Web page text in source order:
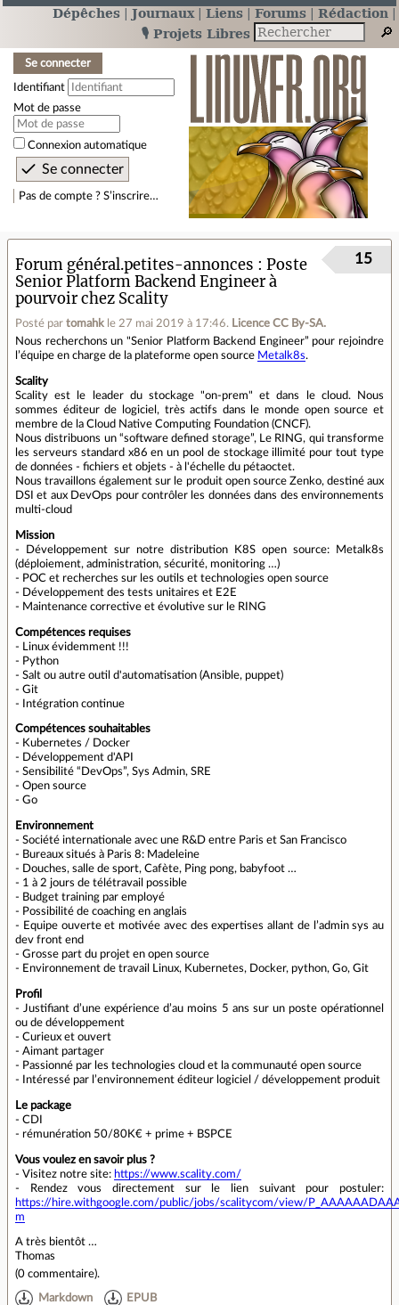
Dépêches Journaux Liens Forums
Rédaction
🎙️ Projets Libres
Se connecter
Identifiant
Mot de passe
Connexion automatique
Pas de compte ? S’inscrire…
Forum général.petites-annonces
Poste
Senior Platform Backend Engineer à
pourvoir chez Scality
Posté par tomahk le 27 mai 2019 à 17:46. Licence CC By‑SA.
15
Nous recherchons un "Senior Platform Backend Engineer” pour rejoindre
l’équipe en charge de la plateforme open source Metalk8s.
Scality
Scality est le leader du stockage "on-prem" et dans le cloud. Nous
sommes éditeur de logiciel, très actifs dans le monde open source et
membre de la Cloud Native Computing Foundation (CNCF).
Nous distribuons un “software defined storage”, Le RING, qui transforme
les serveurs standard x86 en un pool de stockage illimité pour tout type
de données - fichiers et objets - à l'échelle du pétaoctet.
Nous travaillons également sur le produit open source Zenko, destiné aux
DSI et aux DevOps pour contrôler les données dans des environnements
multi-cloud
Mission
- Développement sur notre distribution K8S open source: Metalk8s
(déploiement, administration, sécurité, monitoring …)
- POC et recherches sur les outils et technologies open source
- Développement des tests unitaires et E2E
- Maintenance corrective et évolutive sur le RING
Compétences requises
- Linux évidemment !!!
- Python
- Salt ou autre outil d'automatisation (Ansible, puppet)
- Git
- Intégration continue
Compétences souhaitables
- Kubernetes / Docker
- Développement d'API
- Sensibilité “DevOps”, Sys Admin, SRE
- Open source
- Go
Environnement
- Société internationale avec une R&D entre Paris et San Francisco
- Bureaux situés à Paris 8: Madeleine
- Douches, salle de sport, Cafète, Ping pong, babyfoot …
- 1 à 2 jours de télétravail possible
- Budget training par employé
- Possibilité de coaching en anglais
- Equipe ouverte et motivée avec des expertises allant de l’admin sys au
dev front end
- Grosse part du projet en open source
- Environnement de travail Linux, Kubernetes, Docker, python, Go, Git
Profil
- Justifiant d’une expérience d’au moins 5 ans sur un poste opérationnel
ou de développement
- Curieux et ouvert
- Aimant partager
- Passionné par les technologies cloud et la communauté open source
- Intéressé par l’environnement éditeur logiciel / développement produit
Le package
- CDI
- rémunération 50/80K€ + prime + BSPCE
Vous voulez en savoir plus ?
- Visitez notre site: https://www.scality.com/
- Rendez vous directement sur le lien suivant pour postuler:
https://hire.withgoogle.com/public/jobs/scalitycom/view/
m
A très bientôt …
Thomas
(0 commentaire).
Markdown EPUB